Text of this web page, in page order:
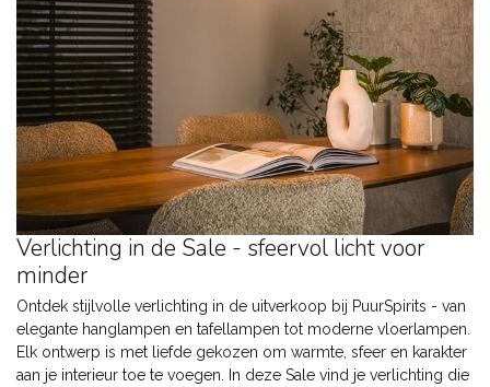
Verlichting in de Sale - sfeervol licht voor
minder
Ontdek stijlvolle verlichting in de uitverkoop bij PuurSpirits - van
elegante hanglampen en tafellampen tot moderne vloerlampen.
Elk ontwerp is met liefde gekozen om warmte, sfeer en karakter
aan je interieur toe te voegen. In deze Sale vind je verlichting die